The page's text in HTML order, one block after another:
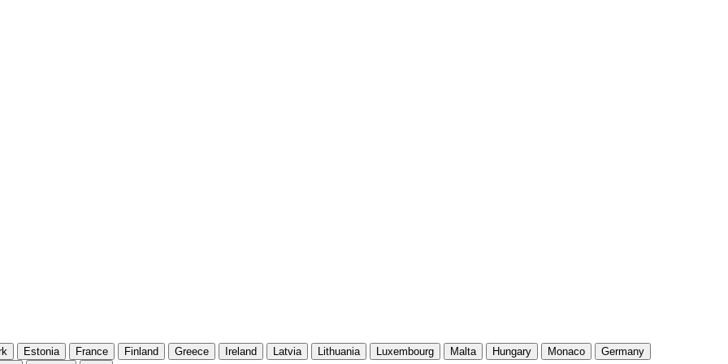
Estonia France Finland Greece Ireland Latvia Lithuania Luxembourg Malta Hungary Monaco
Germany